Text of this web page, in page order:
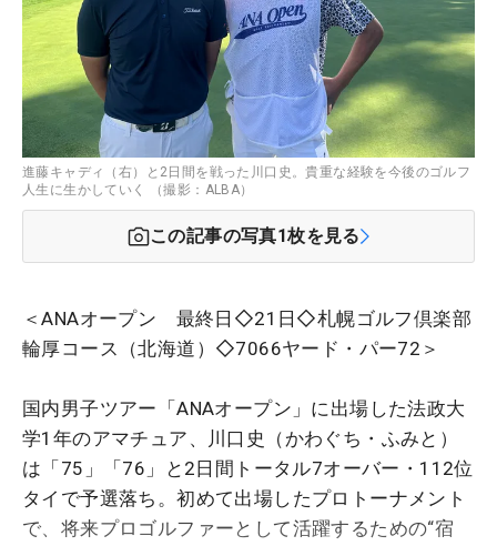
進藤キャディ（右）と2日間を戦った川口史。貴重な経験を今後のゴルフ
人生に生かしていく （撮影：ALBA）
この記事の写真1枚を見る
＜ANAオープン 最終日◇21日◇札幌ゴルフ倶楽部
輪厚コース（北海道）◇7066ヤード・パー72＞
国内男子ツアー「ANAオープン」に出場した法政大
学1年のアマチュア、川口史（かわぐち・ふみと）
は「75」「76」と2日間トータル7オーバー・112位
タイで予選落ち。初めて出場したプロトーナメント
で、将来プロゴルファーとして活躍するための“宿